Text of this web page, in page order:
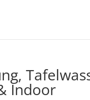
Indoor